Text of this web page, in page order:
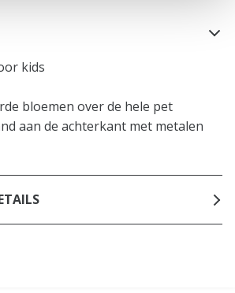
kids
bloemen over de hele pet
aan de achterkant met metalen